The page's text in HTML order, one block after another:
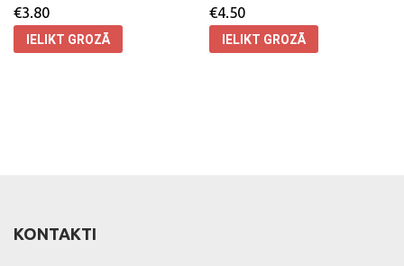
€3.80
IELIKT GROZĀ
€4.50
IELIKT GROZĀ
KONTAKTI